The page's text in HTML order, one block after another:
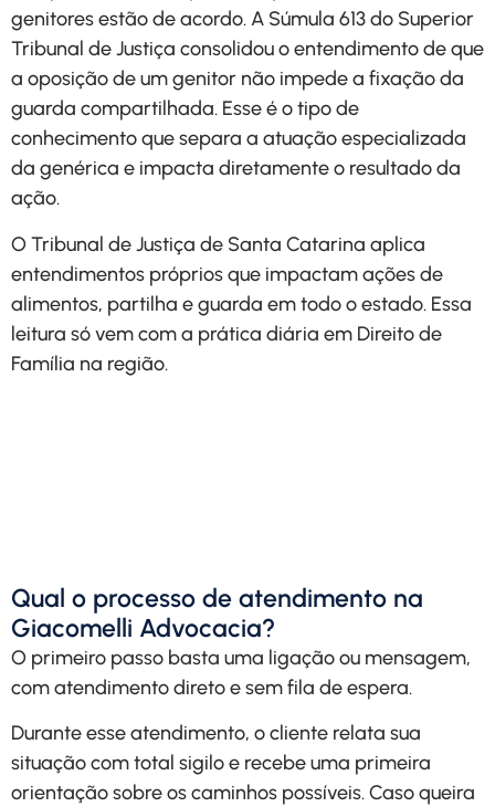
genitores estão de acordo. A Súmula 613 do Superior
Tribunal de Justiça consolidou o entendimento de que
a oposição de um genitor não impede a fixação da
guarda compartilhada. Esse é o tipo de
conhecimento que separa a atuação especializada
da genérica e impacta diretamente o resultado da
ação.
O Tribunal de Justiça de Santa Catarina aplica
entendimentos próprios que impactam ações de
alimentos, partilha e guarda em todo o estado. Essa
leitura só vem com a prática diária em Direito de
Família na região.
Qual o processo de atendimento na
Giacomelli Advocacia?
O primeiro passo basta uma ligação ou mensagem,
com atendimento direto e sem fila de espera.
Durante esse atendimento, o cliente relata sua
situação com total sigilo e recebe uma primeira
orientação sobre os caminhos possíveis. Caso queira